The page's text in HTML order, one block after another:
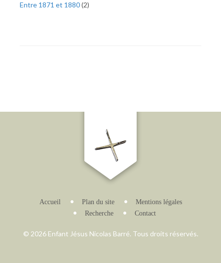
Entre 1871 et 1880(2)
Accueil Plan du site
Mentions légales
Recherche
Contact
© 2026 Enfant Jésus Nicolas Barré. Tous droits réservés.